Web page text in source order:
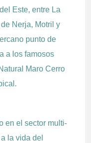
Este, entre La
Nerja, Motril y
punto de
a los famosos
Maro Cerro
en el sector multi-
la vida del